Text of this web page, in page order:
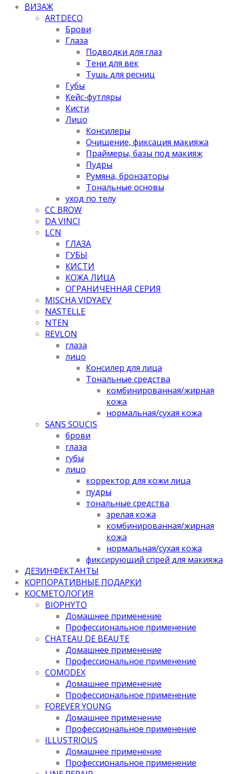
ВИЗАЖ
ARTDECO
Брови
Глаза
Подводки для глаз
Тени для век
Тушь для ресниц
Губы
Кейс-футляры
Кисти
Лицо
Консилеры
Очищение, фиксация макияжа
Праймеры, базы под макияж
Пудры
Румяна, бронзаторы
Тональные основы
уход по телу
CC BROW
DA VINCI
LCN
ГЛАЗА
ГУБЫ
КИСТИ
КОЖА ЛИЦА
ОГРАНИЧЕННАЯ СЕРИЯ
MISCHA VIDYAEV
NASTELLE
NTEN
REVLON
глаза
лицо
Консилер для лица
Тональные средства
комбинированная/жирная
кожа
нормальная/cухая кожа
SANS SOUCIS
брови
глаза
губы
лицо
корректор для кожи лица
пудры
тональные средства
зрелая кожа
комбинированная/жирная
кожа
нормальная/cухая кожа
фиксирующий спрей для макияжа
ДЕЗИНФЕКТАНТЫ
КОРПОРАТИВНЫЕ ПОДАРКИ
КОСМЕТОЛОГИЯ
BIOPHYTO
Домашнее применение
Профессиональное применение
CHATEAU DE BEAUTE
Домашнее применение
Профессиональное применение
COMODEX
Домашнее применение
Профессиональное применение
FOREVER YOUNG
Домашнее применение
Профессиональное применение
ILLUSTRIOUS
Домашнее применение
Профессиональное применение